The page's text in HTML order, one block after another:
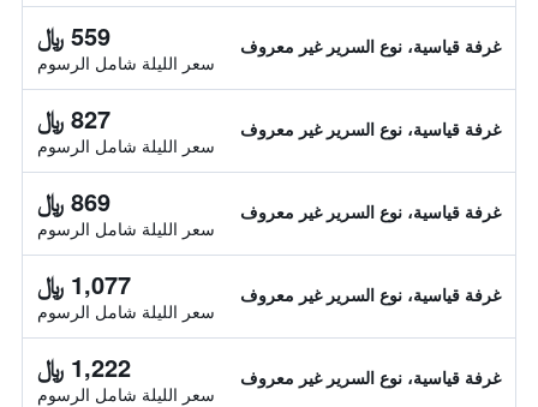
غرفة قياسية، نوع السرير غير معروف 559 ﷼
سعر الليلة شامل الرسوم
غرفة قياسية، نوع السرير غير معروف 827 ﷼
سعر الليلة شامل الرسوم
غرفة قياسية، نوع السرير غير معروف 869 ﷼
سعر الليلة شامل الرسوم
غرفة قياسية، نوع السرير غير معروف 1,077 ﷼
سعر الليلة شامل الرسوم
غرفة قياسية، نوع السرير غير معروف 1,222 ﷼
سعر الليلة شامل الرسوم